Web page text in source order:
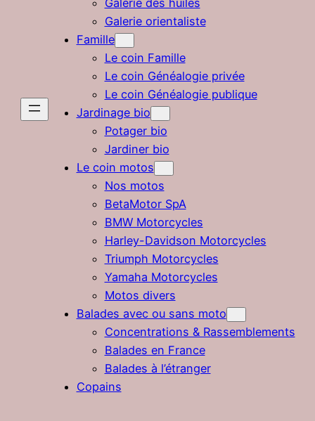
Galerie orientaliste
Famille
Le coin Famille
Le coin Généalogie privée
Le coin Généalogie publique
Jardinage bio
Potager bio
Jardiner bio
Le coin motos
Nos motos
BetaMotor SpA
BMW Motorcycles
Harley-Davidson Motorcycles
Triumph Motorcycles
Yamaha Motorcycles
Motos divers
Balades avec ou sans moto
Concentrations & Rassemblements
Balades en France
Balades à l’étranger
Copains